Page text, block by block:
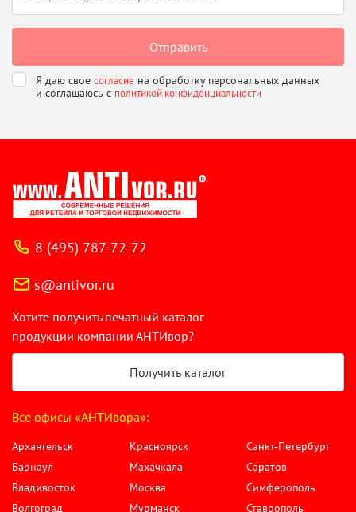
Я даю свое согласие на обработку персональных данных
и соглашаюсь с политикой конфиденциальности
8 (495) 787-72-72
s@antivor.ru
Хотите получить печатный каталог
продукции компании АНТИвор?
Получить каталог
Все офисы «АНТИвора»:
Архангельск
Барнаул
Владивосток
Волгоград
Красноярск
Махачкала
Москва
Мурманск
Санкт-Петербург
Саратов
Симферополь
Ставрополь